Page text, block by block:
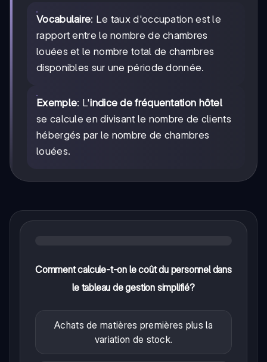
Vocabulaire: Le taux d'occupation est le
rapport entre le nombre de chambres
louées et le nombre total de chambres
disponibles sur une période donnée.
Exemple: L'indice de fréquentation hôtel
se calcule en divisant le nombre de clients
hébergés par le nombre de chambres
louées.
Comment calcule-t-on le coût du personnel dans
le tableau de gestion simplifié?
Achats de matières premières plus la
variation de stock.